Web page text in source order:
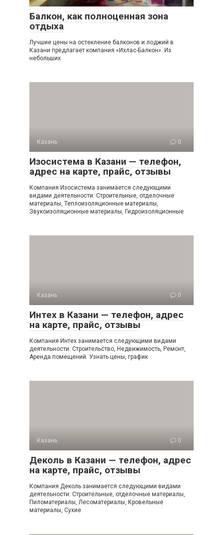
Балкон, как полноценная зона
отдыха
Лучшие цены на остекление балконов и лоджий в
Казани предлагает компания «Ихлас-Балкон». Из
небольших
Казань 0
Изосистема в Казани — телефон,
адрес на карте, прайс, отзывы
Компания Изосистема занимается следующими
видами деятельности: Строительные, отделочные
материалы, Теплоизоляционные материалы,
Звукоизоляционные материалы, Гидроизоляционные
Казань 0
Интех в Казани — телефон, адрес
на карте, прайс, отзывы
Компания Интех занимается следующими видами
деятельности: Строительство, Недвижимость, Ремонт,
Аренда помещений. Узнать цены, график
Казань 0
Деколь в Казани — телефон, адрес
на карте, прайс, отзывы
Компания Деколь занимается следующими видами
деятельности: Строительные, отделочные материалы,
Пиломатериалы, Лесоматериалы, Кровельные
материалы, Сухие